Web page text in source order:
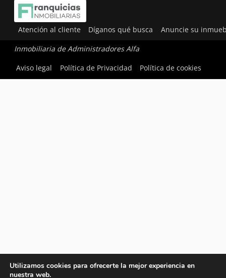
Atención al cliente Díganos qué busca Anuncie su
Inmobiliaria de Administradores Alfa
Aviso legal
Política de Privacidad Política de cookies
Utilizamos cookies para ofrecerte la mejor experiencia en
nuestra web.